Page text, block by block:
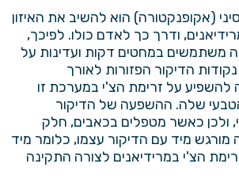
(אקופנקטורה) הוא להשיב את האיזון
ודרך כך לאדם כולו. לפיכך,
משתמשים במחטים דקות ועדינות על
הדיקור הפזורות לאורך
להשפיע על זרימת הצ'י במערכת זו
שלה. ההשפעה של הדיקור
ולכן כאשר מטפלים בכאבים, חלק
מיד עם הדיקור עצמו, כלומר מיד
הצ'י במרידיאנים לצורה התקינה